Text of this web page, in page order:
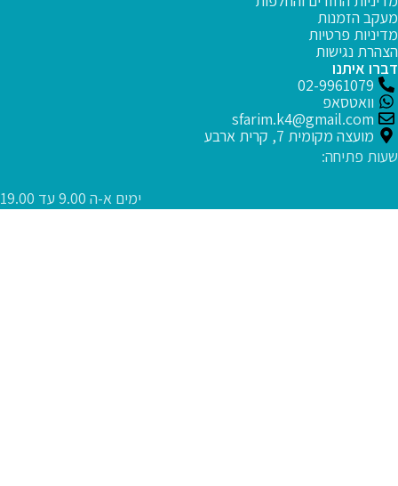
מעקב הזמנות
מדיניות פרטיות
הצהרת נגישות
דברו איתנו
02-9961079
וואטסאפ
sfarim.k4@gmail.com
מועצה מקומית 7, קרית ארבע
שעות פתיחה:
ימים א-ה 9.00 עד 19.00